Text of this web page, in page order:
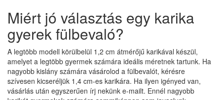
Miért jó választás egy karika
gyerek fülbevaló?
A legtöbb modell körülbelül 1,2 cm átmérőjű karikával készül,
amelyet a legtöbb gyermek számára ideális méretnek tartunk. Ha
nagyobb kislány számára vásárolod a fülbevalót, kérésre
szívesen kicseréljük 1,4 cm-es karikára. Ha ilyen igényed van,
vásárlás után egyszerűen írj nekünk e-mailt. Ennél nagyobb